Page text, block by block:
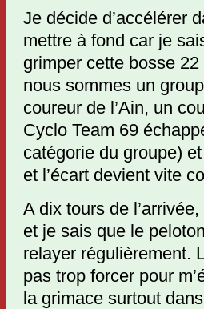
Je décide d’accélérer
mettre à fond car je
grimper cette bosse
nous sommes un
coureur de l’Ain, un
Cyclo Team 69
catégorie du groupe)
et l’écart devient vite
A dix tours de
et je sais que le
relayer régulièrement.
pas trop forcer pour
la grimace surtout